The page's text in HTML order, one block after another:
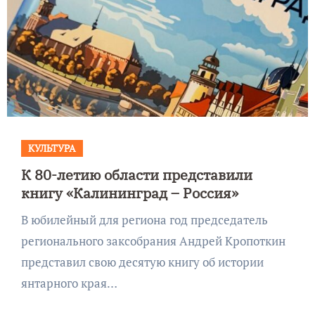
КУЛЬТУРА
К 80-летию области представили
книгу «Калининград – Россия»
В юбилейный для региона год председатель
регионального заксобрания Андрей Кропоткин
представил свою десятую книгу об истории
янтарного края…